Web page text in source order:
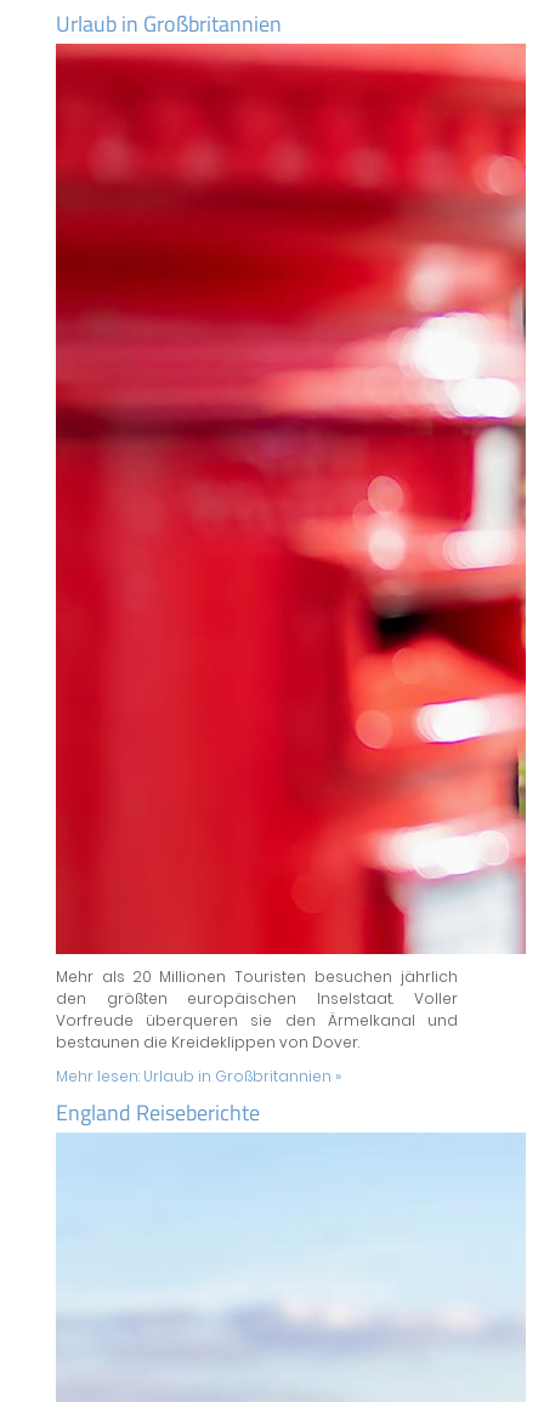
Urlaub in Großbritannien
Mehr als 20 Millionen Touristen besuchen jährlich
den größten europäischen Inselstaat. Voller
Vorfreude überqueren sie den Ärmelkanal und
bestaunen die Kreideklippen von Dover.
Mehr lesen: Urlaub in Großbritannien »
England Reiseberichte